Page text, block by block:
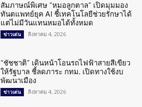
สัมภาษณ์พิเศษ “หมอลูกตาล” เปิดมุมมอง
ทันตแพทย์ยุค AI ชี้เทคโนโลยีช่วยรักษาได้
แต่ไม่มีวันแทนหมอได้ทั้งหมด
ข่าวเด่น สิงหาคม 4, 2026
“ชัชชาติ” เดินหน้าโอนรถไฟฟ้าสายสีเขียว
ให้รัฐบาล ชี้ลดภาระ กทม. เปิดทางใช้งบ
พัฒนาเมือง
ข่าวเด่น สิงหาคม 4, 2026